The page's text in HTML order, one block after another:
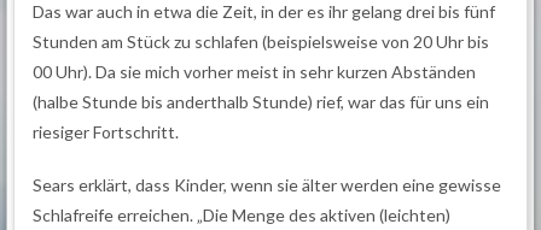
Das war auch in etwa die Zeit, in der es ihr gelang drei bis fünf
Stunden am Stück zu schlafen (beispielsweise von 20 Uhr bis
00 Uhr). Da sie mich vorher meist in sehr kurzen Abständen
(halbe Stunde bis anderthalb Stunde) rief, war das für uns ein
riesiger Fortschritt.
Sears erklärt, dass Kinder, wenn sie älter werden eine gewisse
Schlafreife erreichen. „Die Menge des aktiven (leichten)